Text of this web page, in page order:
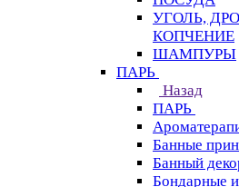
УГОЛЬ,
КОПЧЕНИЕ
ШАМПУРЫ
ПАРЬ
Назад
ПАРЬ
Банные
Банный
Бондарные